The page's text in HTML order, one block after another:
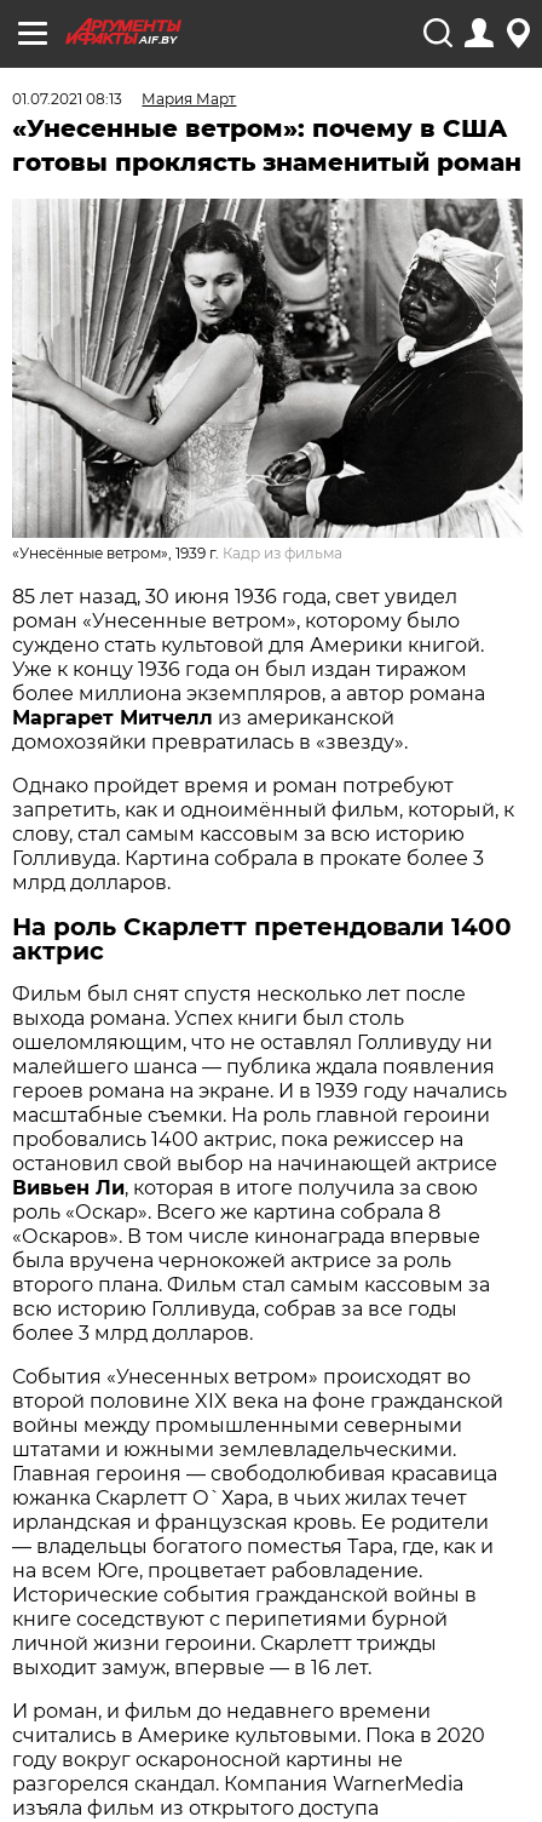
AIF.BY
01.07.2021 08:13 Мария Март
«Унесенные ветром»: почему в США
готовы проклясть знаменитый роман
«Унесённые ветром», 1939 г. Кадр из фильма
85 лет назад, 30 июня 1936 года, свет увидел
роман «Унесенные ветром», которому было
суждено стать культовой для Америки книгой.
Уже к концу 1936 года он был издан тиражом
более миллиона экземпляров, а автор романа
Маргарет Митчелл из американской
домохозяйки превратилась в «звезду».
Однако пройдет время и роман потребуют
запретить, как и одноимённый фильм, который, к
слову, стал самым кассовым за всю историю
Голливуда. Картина собрала в прокате более 3
млрд долларов.
На роль Скарлетт претендовали 1400
актрис
Фильм был снят спустя несколько лет после
выхода романа. Успех книги был столь
ошеломляющим, что не оставлял Голливуду ни
малейшего шанса — публика ждала появления
героев романа на экране. И в 1939 году начались
масштабные съемки. На роль главной героини
пробовались 1400 актрис, пока режиссер на
остановил свой выбор на начинающей актрисе
Вивьен Ли, которая в итоге получила за свою
роль «Оскар». Всего же картина собрала 8
«Оскаров». В том числе кинонаграда впервые
была вручена чернокожей актрисе за роль
второго плана. Фильм стал самым кассовым за
всю историю Голливуда, собрав за все годы
более 3 млрд долларов.
События «Унесенных ветром» происходят во
второй половине XIX века на фоне гражданской
войны между промышленными северными
штатами и южными землевладельческими.
Главная героиня — свободолюбивая красавица
южанка Скарлетт О`Хара, в чьих жилах течет
ирландская и французская кровь. Ее родители
— владельцы богатого поместья Тара, где, как и
на всем Юге, процветает рабовладение.
Исторические события гражданской войны в
книге соседствуют с перипетиями бурной
личной жизни героини. Скарлетт трижды
выходит замуж, впервые — в 16 лет.
И роман, и фильм до недавнего времени
считались в Америке культовыми. Пока в 2020
году вокруг оскароносной картины не
разгорелся скандал. Компания WarnerMedia
изъяла фильм из открытого доступа